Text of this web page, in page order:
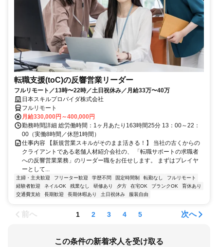
転職支援(toC)の反響営業リーダー
フルリモート／13時〜22時／土日祝休み／月給33万〜40万
日本スキルプロバイダ株式会社
フルリモート
月給330,000円～400,000円
勤務時間詳細 総労働時間：1ヶ月あたり163時間25分 13：00～22：
00（実働8時間／休憩1時間）
仕事内容 【新規営業スキルがそのまま活きる！】 当社の古くからの
クライアントである老舗人材紹介会社の、 「転職サポートの求職者
への反響営業業務」のリーダー職をお任せします。 まずはプレイヤ
ーとして...
主婦・主夫歓迎 フリーター歓迎 学歴不問 固定時間制 転勤なし
フルリモート
経験者歓迎
ネイルOK 残業なし 研修あり 夕方 在宅OK ブランクOK
育休あり
交通費支給
長期歓迎 長期休暇あり 土日祝休み 服装自由
前へ 1 2 3 4 5 次へ
この条件の新着求人を受け取る